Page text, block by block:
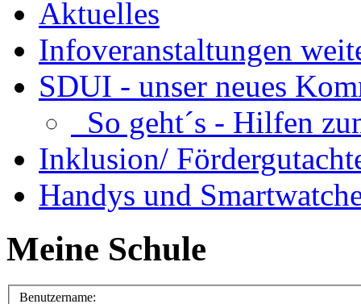
Aktuelles
Infoveranstaltungen
SDUI - unser neues
So geht´s - Hilfen
Inklusion/
Handys und
Meine Schule
Benutzername: